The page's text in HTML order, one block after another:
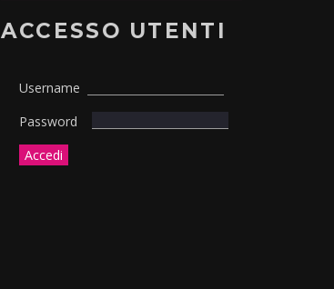
ACCESSO UTENTI
Username
Password